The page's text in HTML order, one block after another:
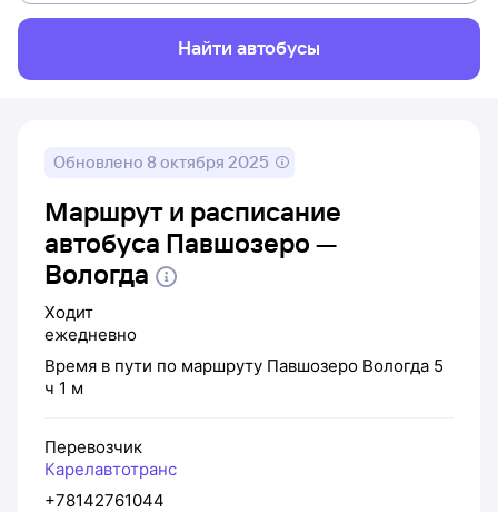
Найти автобусы
Обновлено 8 октября 2025
Маршрут и расписание
автобуса Павшозеро —
Вологда
Ходит
ежедневно
Время в пути по маршруту Павшозеро Вологда 5
ч 1 м
Перевозчик
Карелавтотранс
+78142761044